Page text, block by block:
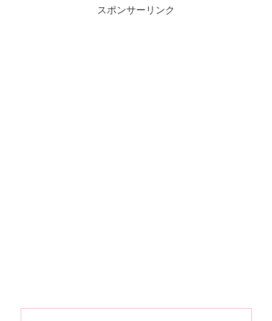
スポンサーリンク